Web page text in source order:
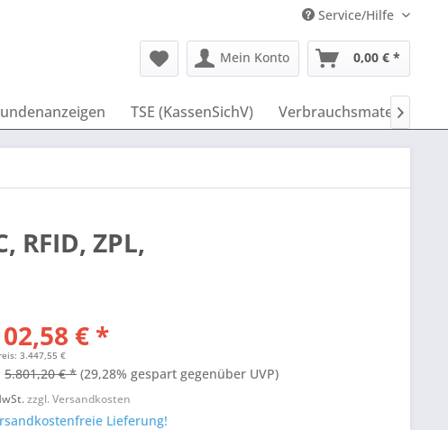
Service/Hilfe
Mein Konto 0,00 € *
TSE (KassenSichV) Verbrauchsmaterial

RFID, ZPL,
€ *
3.447,55 €
5.801,20 € * (29,28% gespart gegenüber UVP)
zzgl. Versandkosten
Lieferung!